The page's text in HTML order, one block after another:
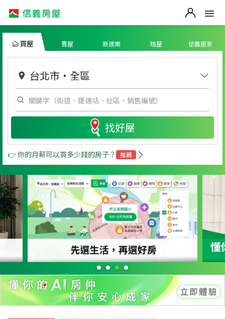
買屋 賣屋 新建案 租屋 信義居家
台北市 ・ 全區
找好屋
👉 你的月薪可以買多少錢的房子？ 推薦